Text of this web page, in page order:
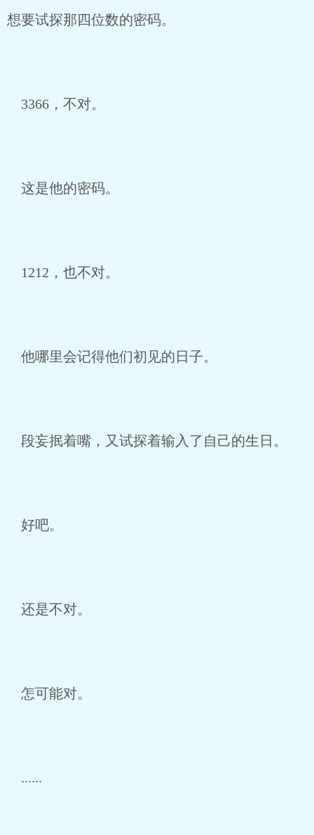
想要试探那四位数的密码。
3366，不对。
这是他的密码。
1212，也不对。
他哪里会记得他们初见的日子。
段妄抿着嘴，又试探着输入了自己的生日。
好吧。
还是不对。
怎可能对。
......